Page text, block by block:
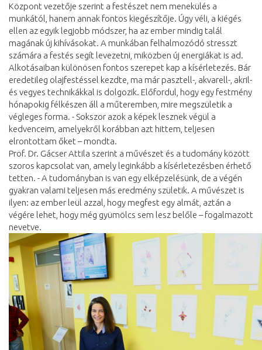
Központ vezetője szerint a festészet nem menekülés a
munkától, hanem annak fontos kiegészítője. Úgy véli, a kiégés
ellen az egyik legjobb módszer, ha az ember mindig talál
magának új kihívásokat. A munkában felhalmozódó stresszt
számára a festés segít levezetni, miközben új energiákat is ad.
Alkotásaiban különösen fontos szerepet kap a kísérletezés. Bár
eredetileg olajfestéssel kezdte, ma már pasztell-, akvarell-, akril-
és vegyes technikákkal is dolgozik. Előfordul, hogy egy festmény
hónapokig félkészen áll a műteremben, mire megszületik a
végleges forma. - Sokszor azok a képek lesznek végül a
kedvenceim, amelyekről korábban azt hittem, teljesen
elrontottam őket – mondta.
Prof. Dr. Gácser Attila szerint a művészet és a tudomány között
szoros kapcsolat van, amely leginkább a kísérletezésben érhető
tetten. - A tudományban is van egy elképzelésünk, de a végén
gyakran valami teljesen más eredmény születik. A művészet is
ilyen: az ember leül azzal, hogy megfest egy almát, aztán a
végére lehet, hogy még gyümölcs sem lesz belőle – fogalmazott
nevetve.